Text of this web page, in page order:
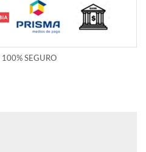
100% SEGURO